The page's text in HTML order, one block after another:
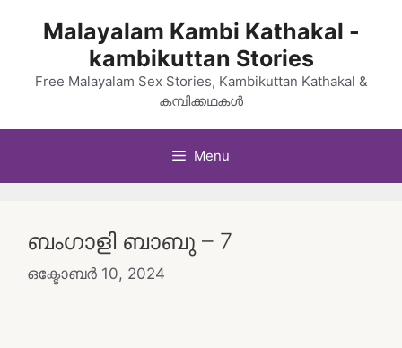
Malayalam Kambi Kathakal -
kambikuttan Stories
Free Malayalam Sex Stories, Kambikuttan Kathakal &
കമ്പിക്കഥകൾ
Menu
ബംഗാളി ബാബു – 7
ഒക്ടോബർ 10, 2024